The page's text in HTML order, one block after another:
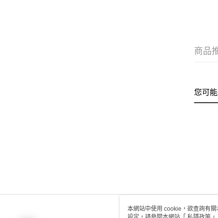
商品
您可
本網站中使用 cookie，欲查詢有